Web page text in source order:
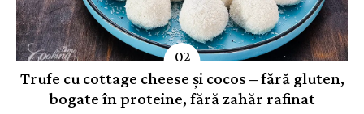
Trufe cu cottage cheese și cocos – fără gluten,
bogate în proteine, fără zahăr rafinat